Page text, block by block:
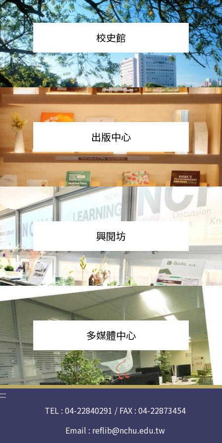
校史館
出版中心
興閱坊
多媒體中心
:::
TEL : 04-22840291 / FAX : 04-22873454
Email : reflib@nchu.edu.tw